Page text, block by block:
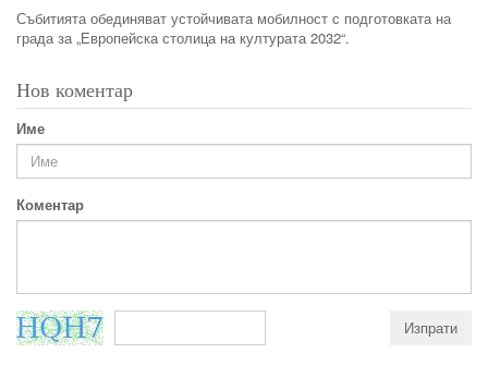
Събитията обединяват устойчивата мобилност с подготовката на
града за „Европейска столица на културата 2032“.
Нов коментар
Име
Коментар